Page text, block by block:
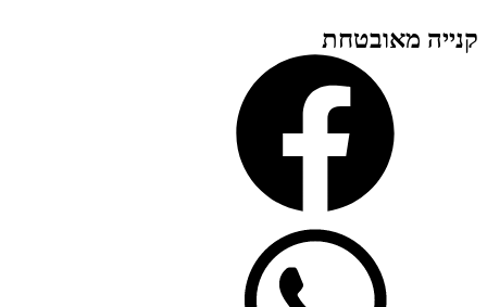
קנייה מאובטחת